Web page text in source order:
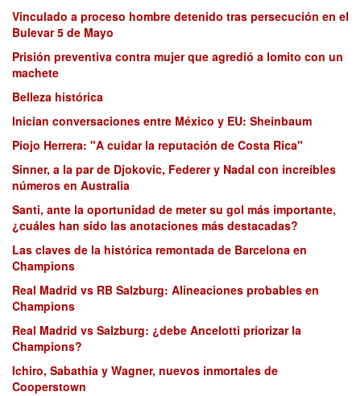
Vinculado a proceso hombre detenido tras persecución en el
Bulevar 5 de Mayo
Prisión preventiva contra mujer que agredió a lomito con un
machete
Belleza histórica
Inician conversaciones entre México y EU: Sheinbaum
Piojo Herrera: "A cuidar la reputación de Costa Rica"
Sinner, a la par de Djokovic, Federer y Nadal con increíbles
números en Australia
Santi, ante la oportunidad de meter su gol más importante,
¿cuáles han sido las anotaciones más destacadas?
Las claves de la histórica remontada de Barcelona en
Champions
Real Madrid vs RB Salzburg: Alineaciones probables en
Champions
Real Madrid vs Salzburg: ¿debe Ancelotti priorizar la
Champions?
Ichiro, Sabathia y Wagner, nuevos inmortales de
Cooperstown